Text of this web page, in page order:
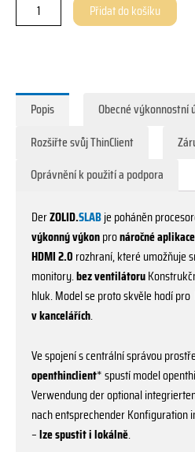
Přidat do košíku
Popis Obecné výkonnostní
Rozšiřte svůj ThinClient
Oprávnění k použití a podpora
DerZOLID.SLABje poháněn
výkonný výkonpronáročné aplikace
HDMI 2.0 rozhraní, které umožňuje
monitory.bez ventilátoru
hluk. Model se proto skvěle hodí pro
v kancelářích.
Ve spojení s centrální správou
openthinclient* spustí model
Verwendung der optional
nach entsprechender
–lze spustit i lokálně.